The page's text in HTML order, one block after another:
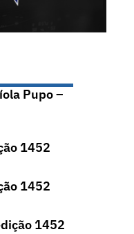
Pupo –
1452
1452
1452